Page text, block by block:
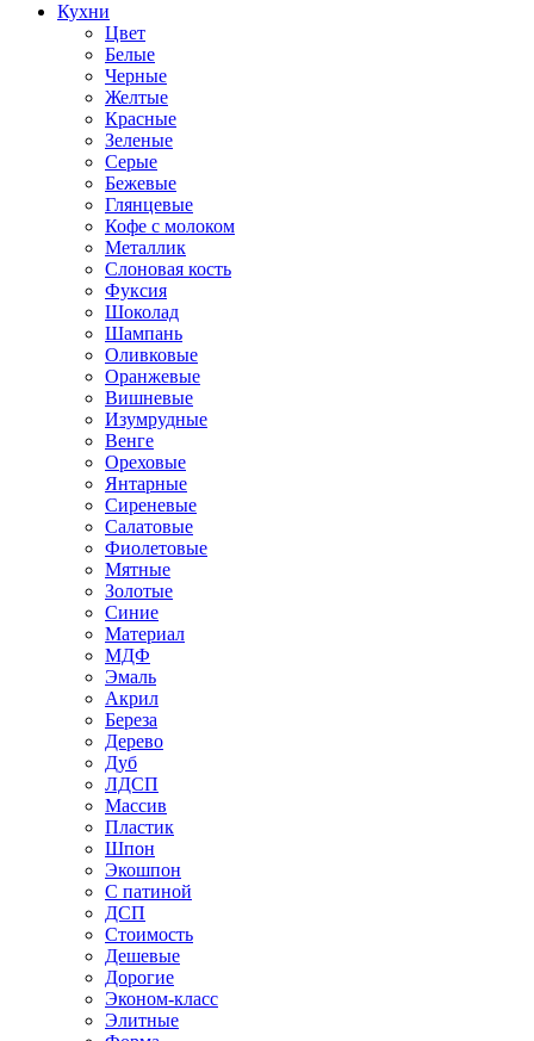
Кухни
Цвет
Белые
Черные
Желтые
Красные
Зеленые
Серые
Бежевые
Глянцевые
Кофе с молоком
Металлик
Слоновая кость
Фуксия
Шоколад
Шампань
Оливковые
Оранжевые
Вишневые
Изумрудные
Венге
Ореховые
Янтарные
Сиреневые
Салатовые
Фиолетовые
Мятные
Золотые
Синие
Материал
МДФ
Эмаль
Акрил
Береза
Дерево
Дуб
ЛДСП
Массив
Пластик
Шпон
Экошпон
С патиной
ДСП
Стоимость
Дешевые
Дорогие
Эконом-класс
Элитные